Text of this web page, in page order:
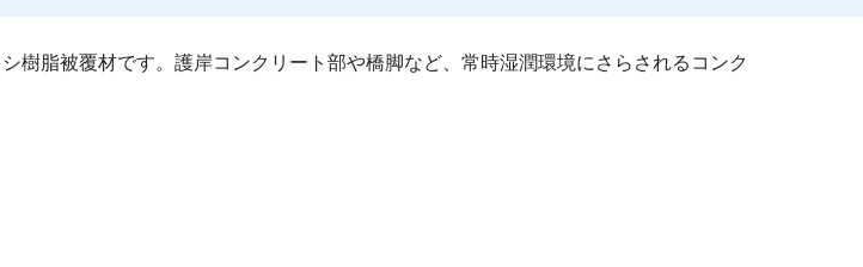
脂被覆材です。護岸コンクリート部や橋脚など、常時湿潤環境にさらされるコンク